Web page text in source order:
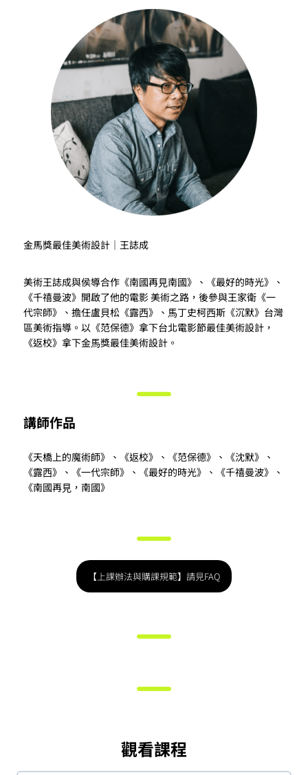
金馬獎最佳美術設計｜王誌成
美術王誌成與侯導合作《南國再⾒南國》、《最好的時光》、
《千禧曼波》開啟了他的電影 美術之路，後參與王家衛《⼀
代宗師》、擔任盧⾙松《露⻄》、⾺丁史柯⻄斯《沉默》台灣
區美術指導。以《范保德》拿下台北電影節最佳美術設計，
《返校》拿下⾦⾺獎最佳美術設計。
講師作品
《天橋上的魔術師》、《返校》、《范保德》、《沈默》、
《露⻄》、《⼀代宗師》、《最好的時光》、《千禧曼波》、
《南國再⾒，南國》
【上課辦法與購課規範】請見FAQ
觀看課程